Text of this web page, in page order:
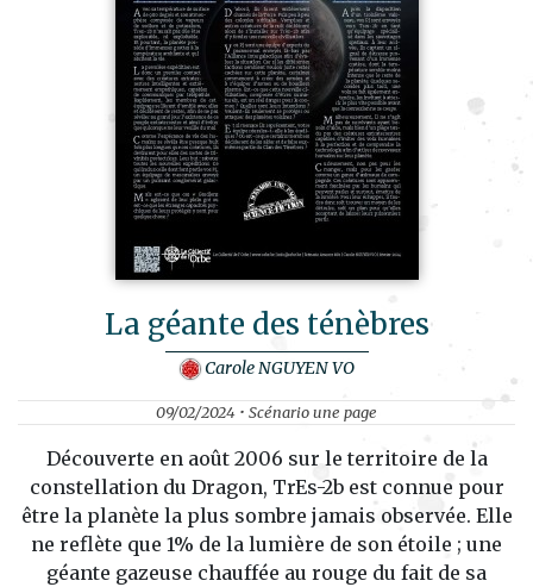
La géante des ténèbres
Carole NGUYEN VO
09/02/2024 • Scénario une page
Découverte en août 2006 sur le territoire de la
constellation du Dragon, TrEs-2b est connue pour
être la planète la plus sombre jamais observée. Elle
ne reflète que 1% de la lumière de son étoile ; une
géante gazeuse chauffée au rouge du fait de sa